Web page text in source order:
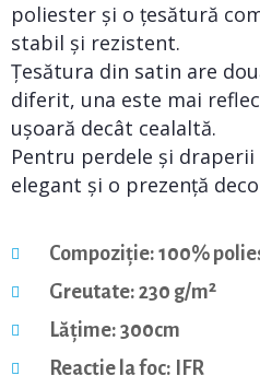
poliester și o țesătură
stabil și rezistent.
Țesătura din satin are
diferit, una este mai
ușoară decât cealaltă.
Pentru perdele și
elegant și o prezență
Compoziție: 100%
Greutate: 230 g/m²
Lățime: 300cm
Reacție la foc: IFR